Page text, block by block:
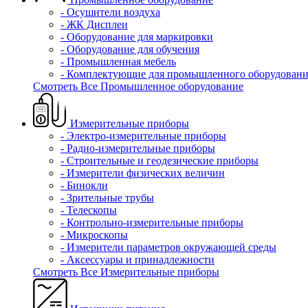
- Осушители воздуха
- ЖК Дисплеи
- Оборудование для маркировки
- Оборудование для обучения
- Промышленная мебель
- Комплектующие для промышленного
Смотреть Все Промышленное оборудование
Измерительные приборы
- Электро-измерительные приборы
- Радио-измерительные приборы
- Строительные и геодезические приборы
- Измерители физических величин
- Бинокли
- Зрительные трубы
- Телескопы
- Контрольно-измерительные приборы
- Микроскопы
- Измерители параметров окружающей среды
- Аксессуары и принадлежности
Смотреть Все Измерительные приборы